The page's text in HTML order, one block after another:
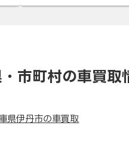
市町村の車買取
県伊丹市の車買取